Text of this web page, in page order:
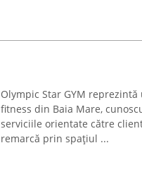
Olympic Star GYM
fitness din Baia Mare,
serviciile orientate către
remarcă prin spațiul ...